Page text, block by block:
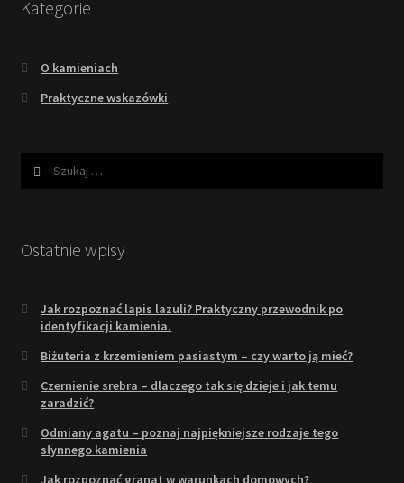
Kategorie
O kamieniach
Praktyczne wskazówki
Ostatnie wpisy
Jak rozpoznać lapis lazuli? Praktyczny przewodnik po
identyfikacji kamienia.
Biżuteria z krzemieniem pasiastym – czy warto ją mieć?
Czernienie srebra – dlaczego tak się dzieje i jak temu
zaradzić?
Odmiany agatu – poznaj najpiękniejsze rodzaje tego
słynnego kamienia
Jak rozpoznać granat w warunkach domowych?